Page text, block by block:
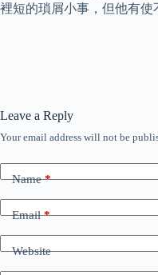
裡短的瑣屑小事，但他有使
Leave a Reply
Your email address will not be
Name*
Email*
Website